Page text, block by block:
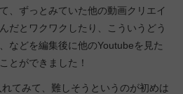
、ずっとみていた他の動画クリエイ
だとワクワクしたり、こういうどう
などを編集後に他のYoutubeを見た
とができました！
てみて、難しそうというのが初めは